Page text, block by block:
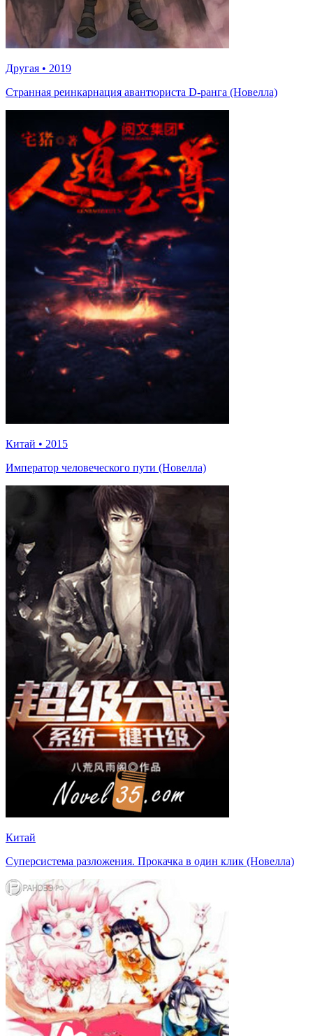
Другая • 2019
Странная реинкарнация авантюриста D-ранга (Новелла)
Китай • 2015
Император человеческого пути (Новелла)
Китай
Суперсистема разложения. Прокачка в один клик (Новелла)